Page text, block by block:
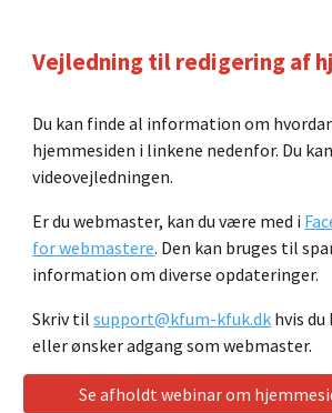
Vejledning til redigering af
Du kan finde al information om
hjemmesiden i linkene nedenfor. Du
videovejledningen.
Er du webmaster, kan du være med i
for webmastere. Den kan bruges til
information om diverse opdateringer.
Skriv tilsupport@kfum-kfuk.dk hvis
eller ønsker adgang som webmaster.
Se afholdt webinar om